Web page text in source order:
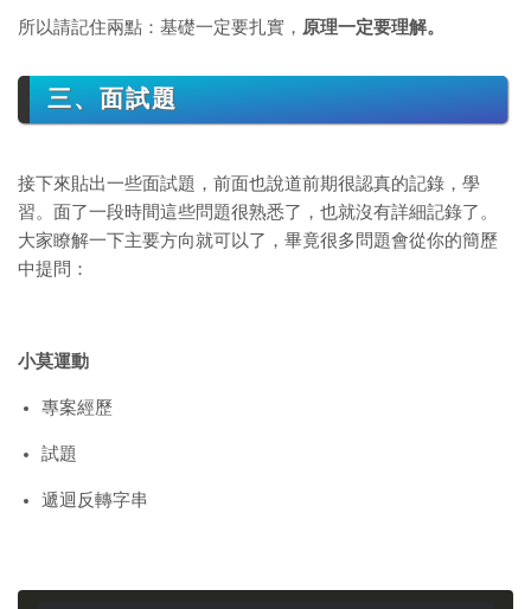
所以請記住兩點：基礎一定要扎實， 原理一定要理解。
三、面試題
接下來貼出一些面試題，前面也說道前期很認真的記錄，學
習。面了一段時間這些問題很熟悉了，也就沒有詳細記錄了。
大家瞭解一下主要方向就可以了，畢竟很多問題會從你的簡歷
中提問：
小莫運動
專案經歷
試題
遞迴反轉字串